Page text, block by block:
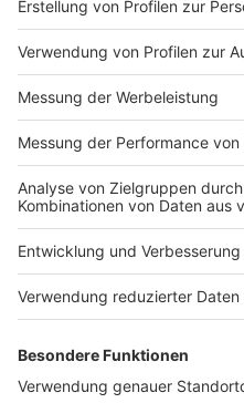
Impressum
Nutzungsbedingungen
Jobs
Presse
Werben
Archiv